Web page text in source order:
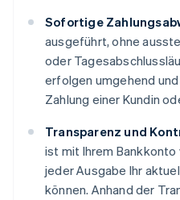
Sofortige
ausgeführt, ohne
oder
erfolgen umgehend
Zahlung einer Kundin
Transparenz und
ist mit Ihrem
jeder Ausgabe Ihr
können. Anhand der